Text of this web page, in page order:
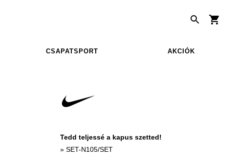
CSAPATSPORT AKCIÓK
Tedd teljessé a kapus szetted!
» SET-N105/SET